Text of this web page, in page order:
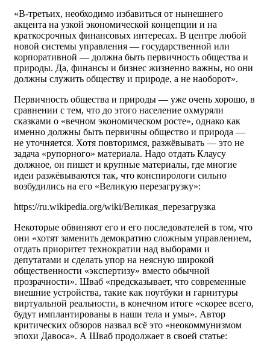
«В-третьих, необходимо избавиться от нынешнего
акцента на узкой экономической концепции и на
краткосрочных финансовых интересах. В центре любой
новой системы управления — государственной или
корпоративной — должна быть первичность общества и
природы. Да, финансы и бизнес жизненно важны, но они
должны служить обществу и природе, а не наоборот».
Первичность общества и природы — уже очень хорошо, в
сравнении с тем, что до этого население охмуряли
сказками о «вечном экономическом росте», однако как
именно должны быть первичны общество и природа —
не уточняется. Хотя повторимся, разжёвывать — это не
задача «рупорного» материала. Надо отдать Клаусу
должное, он пишет и крупные материалы, где многие
идеи разжёвываются так, что конспирологи сильно
возбудились на его «Великую перезагрузку»:
https://ru.wikipedia.org/wiki/Великая_перезагрузка
Некоторые обвиняют его и его последователей в том, что
они «хотят заменить демократию сложным управлением,
отдать приоритет технократии над выборами и
депутатами и сделать упор на неясную широкой
общественности «экспертизу» вместо обычной
прозрачности». Шваб «предсказывает, что современные
внешние устройства, такие как ноутбуки и гарнитуры
виртуальной реальности, в конечном итоге «скорее всего,
будут имплантированы в наши тела и умы». Автор
критических обзоров назвал всё это «неокоммунизмом
эпохи Давоса». А Шваб продолжает в своей статье: